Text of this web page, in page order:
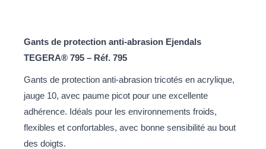
Gants de protection anti-abrasion Ejendals
TEGERA® 795 – Réf. 795
Gants de protection anti-abrasion tricotés en acrylique,
jauge 10, avec paume picot pour une excellente
adhérence. Idéals pour les environnements froids,
flexibles et confortables, avec bonne sensibilité au bout
des doigts.